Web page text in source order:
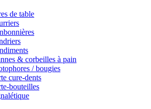
de table
& corbeilles à pain
/ bougies
cure-dents
bouteilles